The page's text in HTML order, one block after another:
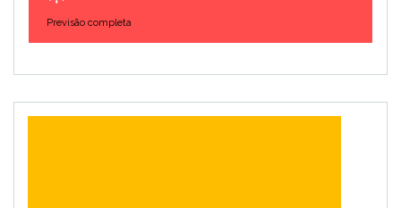
Previsão completa